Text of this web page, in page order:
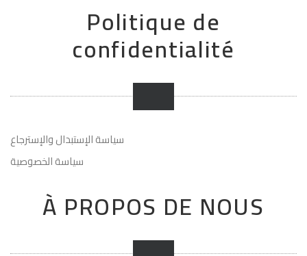
Politique de
confidentialité
سياسة الإستبدال والإسترجاع
سياسة الخصوصية
À PROPOS DE NOUS